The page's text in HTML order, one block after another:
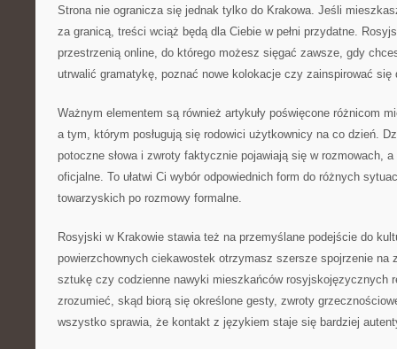
Strona nie ogranicza się jednak tylko do Krakowa. Jeśli
za granicą, treści wciąż będą dla Ciebie w pełni przydatne.
przestrzenią online, do którego możesz sięgać zawsze, gdy
utrwalić gramatykę, poznać nowe kolokacje czy zainspirować się
Ważnym elementem są również artykuły poświęcone różnicom
a tym, którym posługują się rodowici użytkownicy na co dzień.
potoczne słowa i zwroty faktycznie pojawiają się w rozmowach,
oficjalne. To ułatwi Ci wybór odpowiednich form do różnych
towarzyskich po rozmowy formalne.
Rosyjski w Krakowie stawia też na przemyślane podejście do
powierzchownych ciekawostek otrzymasz szersze spojrzenie na
sztukę czy codzienne nawyki mieszkańców rosyjskojęzycznych
zrozumieć, skąd biorą się określone gesty, zwroty
wszystko sprawia, że kontakt z językiem staje się bardziej